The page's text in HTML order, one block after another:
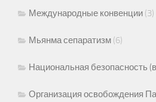
Международные конвенции (3)
Мьянма сепаратизм (6)
Национальная безопасность
Организация освобождения